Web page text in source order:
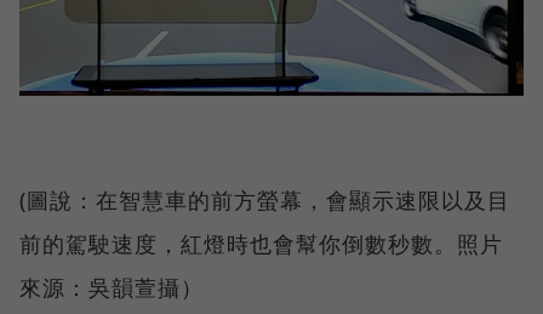
(圖說：在智慧車的前方螢幕，會顯示速限以及目
前的駕駛速度，紅燈時也會幫你倒數秒數。照片
來源：吳韻萱攝）